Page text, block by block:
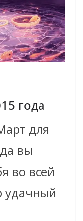
года
для
вы
во всей
удачный